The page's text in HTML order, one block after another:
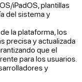
iPadOS, plantillas
del sistema y
la plataforma, los
precisa y actualizada
que el
para los usuarios.
y